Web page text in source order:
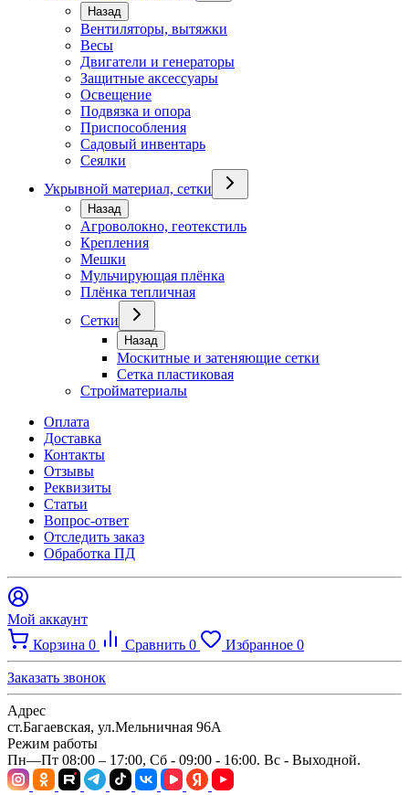
Назад
Вентиляторы, вытяжки
Весы
Двигатели и генераторы
Защитные аксессуары
Освещение
Подвязка и опора
Приспособления
Садовый инвентарь
Сеялки
Укрывной материал, сетки
Назад
Агроволокно, геотекстиль
Крепления
Мешки
Мульчирующая плёнка
Плёнка тепличная
Сетки
Назад
Москитные и затеняющие сетки
Сетка пластиковая
Стройматериалы
Оплата
Доставка
Контакты
Отзывы
Реквизиты
Статьи
Вопрос-ответ
Отследить заказ
Обработка ПД
Мой аккаунт
Корзина 0 Сравнить 0 Избранное 0
Заказать звонок
Адрес
ст.Багаевская, ул.Мельничная 96А
Режим работы
Пн—Пт 08:00 – 17:00, Сб - 09:00 - 16:00. Вс - Выходной.